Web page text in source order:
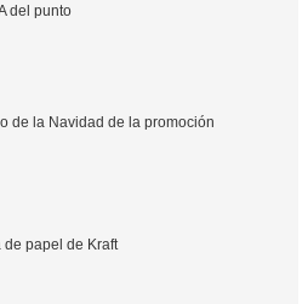
del punto
de la Navidad de la promoción
papel de Kraft